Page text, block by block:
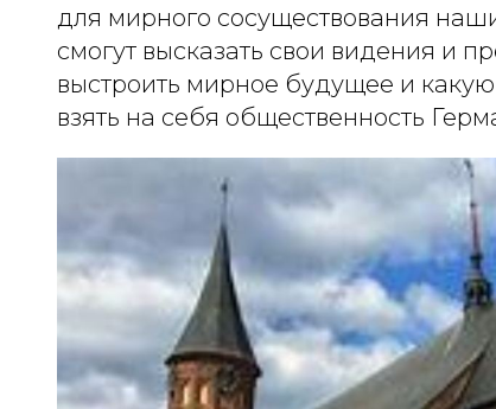
для мирного сосуществования
смогут высказать свои видения и
выстроить мирное будущее и
взять на себя общественность